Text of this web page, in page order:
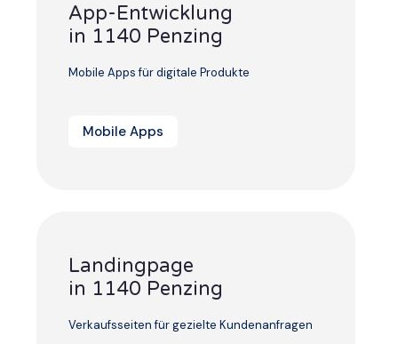
App-Entwicklung
in 1140 Penzing
Mobile Apps für digitale Produkte
Mobile Apps
Landingpage
in 1140 Penzing
Verkaufsseiten für gezielte Kundenanfragen